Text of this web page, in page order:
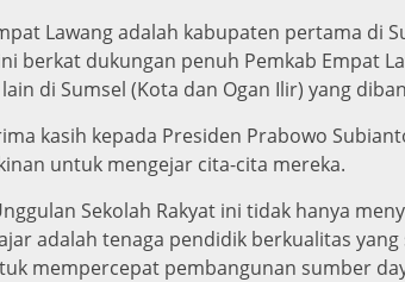
Lawang adalah kabupaten pertama di
berkat dukungan penuh Pemkab Empat
di Sumsel (Kota dan Ogan Ilir) yang
kasih kepada Presiden Prabowo
untuk mengejar cita-cita mereka.
Sekolah Rakyat ini tidak hanya
adalah tenaga pendidik berkualitas
mempercepat pembangunan sumber